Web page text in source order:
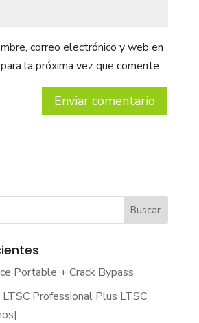
correo electrónico y web en
la próxima vez que comente.
Portable + Crack Bypass
Professional Plus LTSC